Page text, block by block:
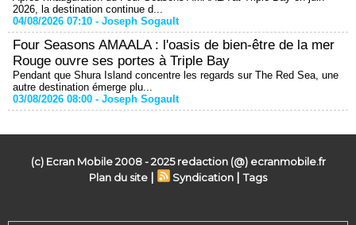
2026, la destination continue d...
04/08/2026 07:10 - Joseph Sogault
Four Seasons AMAALA : l'oasis de bien-être de la mer
Rouge ouvre ses portes à Triple Bay
Pendant que Shura Island concentre les regards sur The Red Sea, une
autre destination émerge plu...
03/08/2026 08:00 - Joseph Sogault
(c) Ecran Mobile 2008 - 2025 redaction (@) ecranmobile.fr
Plan du site | Syndication |Tags